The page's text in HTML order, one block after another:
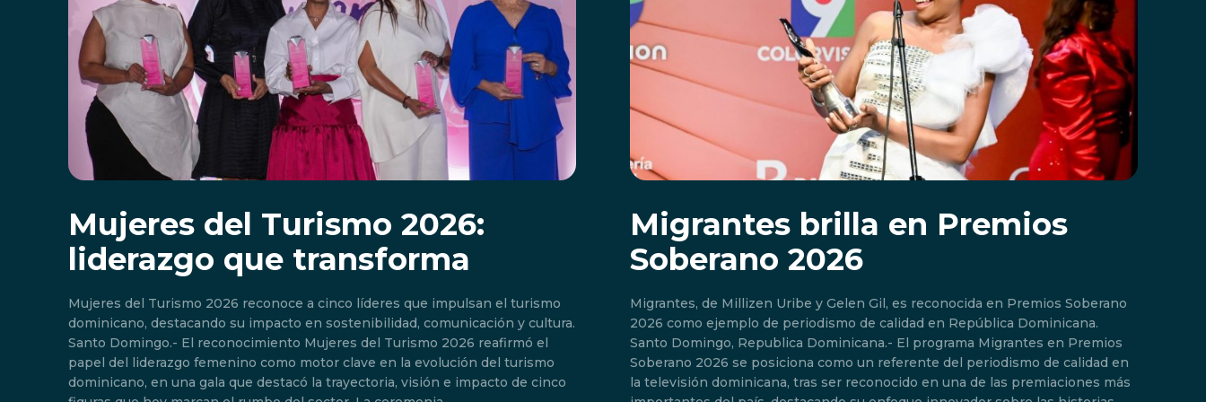
Mujeres del Turismo 2026:
liderazgo que transforma
Mujeres del Turismo 2026 reconoce a cinco líderes que impulsan el turismo
dominicano, destacando su impacto en sostenibilidad, comunicación y cultura.
Santo Domingo.- El reconocimiento Mujeres del Turismo 2026 reafirmó el
papel del liderazgo femenino como motor clave en la evolución del turismo
dominicano, en una gala que destacó la trayectoria, visión e impacto de cinco
Migrantes brilla en Premios
Soberano 2026
Migrantes, de Millizen Uribe y Gelen Gil, es reconocida en Premios Soberano
2026 como ejemplo de periodismo de calidad en República Dominicana.
Santo Domingo, Republica Dominicana.- El programa Migrantes en Premios
Soberano 2026 se posiciona como un referente del periodismo de calidad en
la televisión dominicana, tras ser reconocido en una de las premiaciones más